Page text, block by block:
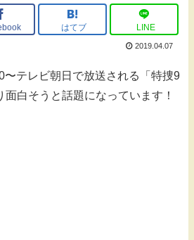
はてブ LINE
2019.04.07
〜テレビ朝日で放送される「特捜9
面白そうと話題になっています！